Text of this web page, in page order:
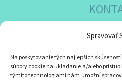
Spravovať
Na poskytovanie tých najlepších
súbory cookie na ukladanie a/alebo
týmito technológiami nám umožní
Mobil:
Mobil: